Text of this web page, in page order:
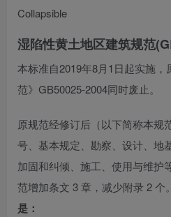
Collapsible
湿陷性黄土地区建筑规范
本标准自2019年8月1日起实施
范》GB50025-2004同时废止。
原规范经修订后（以下简称本规
号、基本规定、勘察、设计、地
加固和纠倾、施工、使用与维护
范增加条文 3 章，减少附录 2 个。
是：